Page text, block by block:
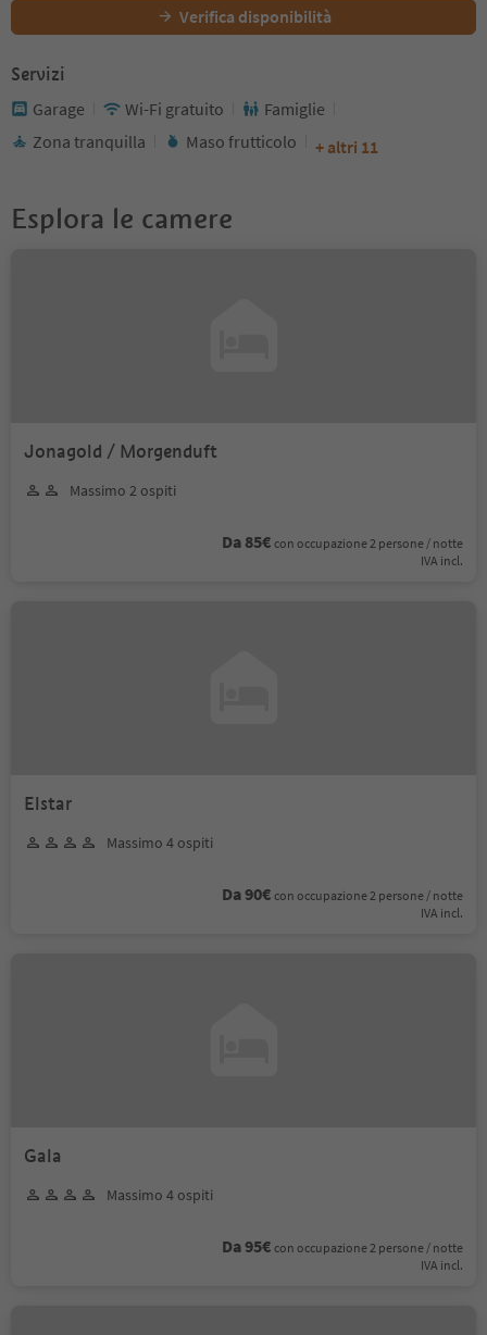
Verifica disponibilità
Servizi
Garage Wi-Fi gratuito
Famiglie
Zona tranquilla
Maso frutticolo + altri 11
Esplora le camere
Jonagold / Morgenduft
Massimo 2 ospiti
Da 85€ con occupazione 2 persone / notte
IVA incl.
Elstar
Massimo 4 ospiti
Da 90€ con occupazione 2 persone / notte
IVA incl.
Gala
Massimo 4 ospiti
Da 95€ con occupazione 2 persone / notte
IVA incl.